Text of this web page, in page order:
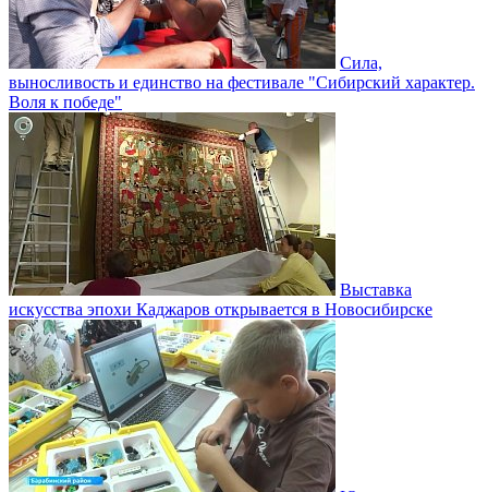
Сила,
выносливость и единство на фестивале "Сибирский характер.
Воля к победе"
Выставка
искусства эпохи Каджаров открывается в Новосибирске